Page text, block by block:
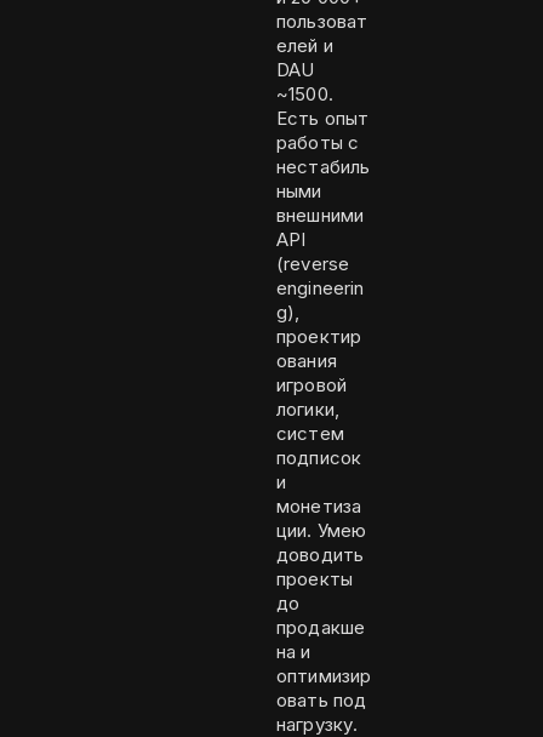
пользоват
елей и
DAU
~1500.
Есть опыт
работы с
нестабиль
ными
внешними
API
(reverse
engineerin
g),
проектир
ования
игровой
логики,
систем
подписок
и
монетиза
ции. Умею
доводить
проекты
до
продакше
на и
оптимизир
овать под
нагрузку.